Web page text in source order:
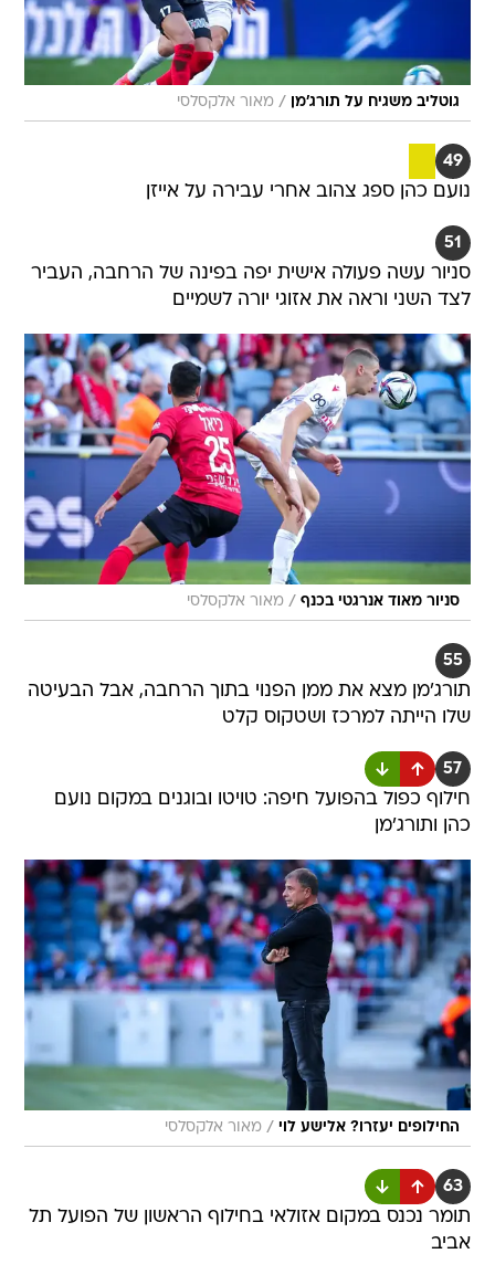
גוטליב משגיח על תורג'מן / מאור אלקסלסי
49
נועם כהן ספג צהוב אחרי עבירה על אייזן
51
סניור עשה פעולה אישית יפה בפינה של הרחבה, העביר
לצד השני וראה את אזוגי יורה לשמיים
סניור מאוד אנרגטי בכנף / מאור אלקסלסי
55
תורג'מן מצא את ממן הפנוי בתוך הרחבה, אבל הבעיטה
שלו הייתה למרכז ושטקוס קלט
57
חילוף כפול בהפועל חיפה: טויטו ובוגנים במקום נועם
כהן ותורג'מן
החילופים יעזרו? אלישע לוי / מאור אלקסלסי
63
תומר נכנס במקום אזולאי בחילוף הראשון של הפועל תל
אביב